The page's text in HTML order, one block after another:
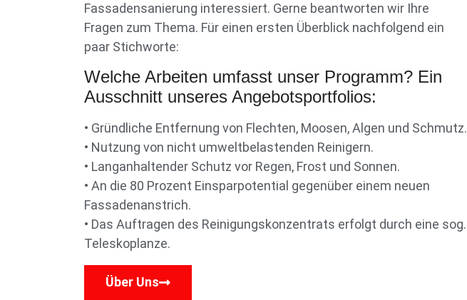
Fassadensanierung interessiert. Gerne beantworten wir Ihre
Fragen zum Thema. Für einen ersten Überblick nachfolgend ein
paar Stichworte:
Welche Arbeiten umfasst unser Programm? Ein
Ausschnitt unseres Angebotsportfolios:
• Gründliche Entfernung von Flechten, Moosen, Algen und Schmutz.
• Nutzung von nicht umweltbelastenden Reinigern.
• Langanhaltender Schutz vor Regen, Frost und Sonnen.
• An die 80 Prozent Einsparpotential gegenüber einem neuen
Fassadenanstrich.
• Das Auftragen des Reinigungskonzentrats erfolgt durch eine sog.
Teleskoplanze.
Über Uns